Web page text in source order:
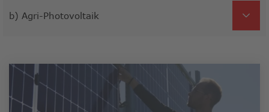
b) Agri-Photovoltaik